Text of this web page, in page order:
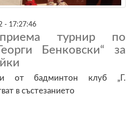
- 17:27:46
турнир по
Бенковски“ за
от бадминтон клуб „Г.
в състезанието